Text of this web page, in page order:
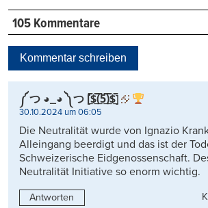
105 Kommentare
Kommentar schreiben
༼ つ ◕_◕ ༽つ [̲̅$̲̅(̲̅5̲̅)̲̅$̲̅]
30.10.2024 um 06:05
Die Neutralität wurde von Ignazio
Alleingang beerdigt und das ist der
Schweizerische Eidgenossenschaft.
Neutralität Initiative so enorm wichtig.
Antworten